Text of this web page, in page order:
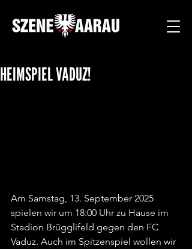
HEIMSPIEL VADUZ!
Am Samstag, 13. September 2025
spielen wir um 18:00 Uhr zu Hause im
Stadion Brügglifeld gegen den FC
Vaduz. Auch im Spitzenspiel wollen wir